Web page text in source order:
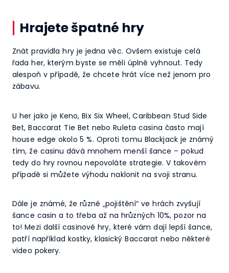
Hrajete špatné hry
Znát pravidla hry je jedna věc. Ovšem existuje celá
řada her, kterým byste se měli úplně vyhnout. Tedy
alespoň v případě, že chcete hrát více než jenom pro
zábavu.
U her jako je Keno, Bix Six Wheel, Caribbean Stud Side
Bet, Baccarat Tie Bet nebo Ruleta casina často mají
house edge okolo 5 %. Oproti tomu Blackjack je známý
tím, že casinu dává mnohem menší šance – pokud
tedy do hry rovnou nepovoláte strategie. V takovém
případě si můžete výhodu naklonit na svoji stranu.
Dále je známé, že různé „pojištění“ ve hrách zvyšují
šance casin a to třeba až na hrůzných 10%, pozor na
to! Mezi další casinové hry, které vám dají lepší šance,
patří například kostky, klasický Baccarat nebo některé
video pokery.